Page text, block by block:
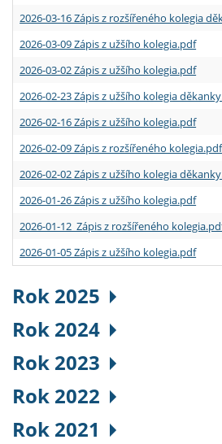
2026-03-16 Zápis z rozšířeného kolegia
2026-03-09 Zápis z užšího kolegia.pdf
2026-03-02 Zápis z užšího kolegia.pdf
2026-02-23 Zápis z užšího kolegia
2026-02-16 Zápis z užšího kolegia.pdf
2026-02-09 Zápis z rozšířeného kolegia.pdf
2026-02-02 Zápis z užšího kolegia
2026-01-26 Zápis z užšího kolegia.pdf
2026-01-12 Zápis z rozšířeného
2026-01-05 Zápis z užšího kolegia.pdf
Rok 2025
Rok 2024
Rok 2023
Rok 2022
Rok 2021